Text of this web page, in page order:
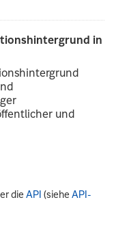
in
und
dieAPI (sieheAPI-